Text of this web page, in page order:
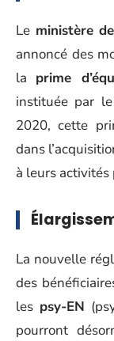
Le ministère
annoncé des
la prime
instituée par
2020, cette
dans
à leurs activités
La nouvelle
des
les psy-EN
pourront